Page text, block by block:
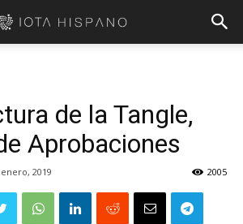
de la Tangle,
Aprobaciones
2019 2005